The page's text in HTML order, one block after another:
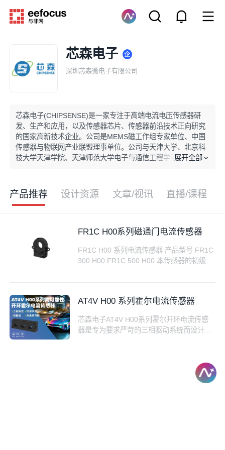
芯森电子
深圳芯森微电子有限公司
芯森电子(CHIPSENSE)是一家专注于高端电流电压传感器研
发、生产和应用，以及传感器芯片、传感器前沿技术正向研究
的国家高新技术企业。公司是MEMS磁工作组专家单位、中国
传感器与物联网产业联盟理事单位。公司与天津大学、北京科
技大学天津学院、天津师范大学电子与通信工程学院，建立了
思变，诚信合作”的价值理念，以“持续为客户提供更优的传感
器，成为一流智能传感方案服务商”为使命，为客户提供性价比
展开全部
产品推荐 设计资源 文章/视讯 直播/课程
FR1C H00系列磁通门电流传感器
FR1C H00 系列电流传感器 产品型号 FR1C
300 H00 FR1C 500 H00 本传感器的初级电
检测结构  +12V 单极供电  高速CAN信号
输出（500Kbps）  可内置数字低频滤波器
 可配置CAN通信速率及ID  防护等级：IP
42  外
AT4V H00 系列霍尔电流传感器
芯森电子AT4V H00系列霍尔开环电流传感
器是专为要求严苛的三相驱动系统而设计的
传感器集成有三个独立的原边过孔，分别对
应U、V、W三相母排，确保了三相电流的同
步精准测量。适用于电动汽车（EV）、混合